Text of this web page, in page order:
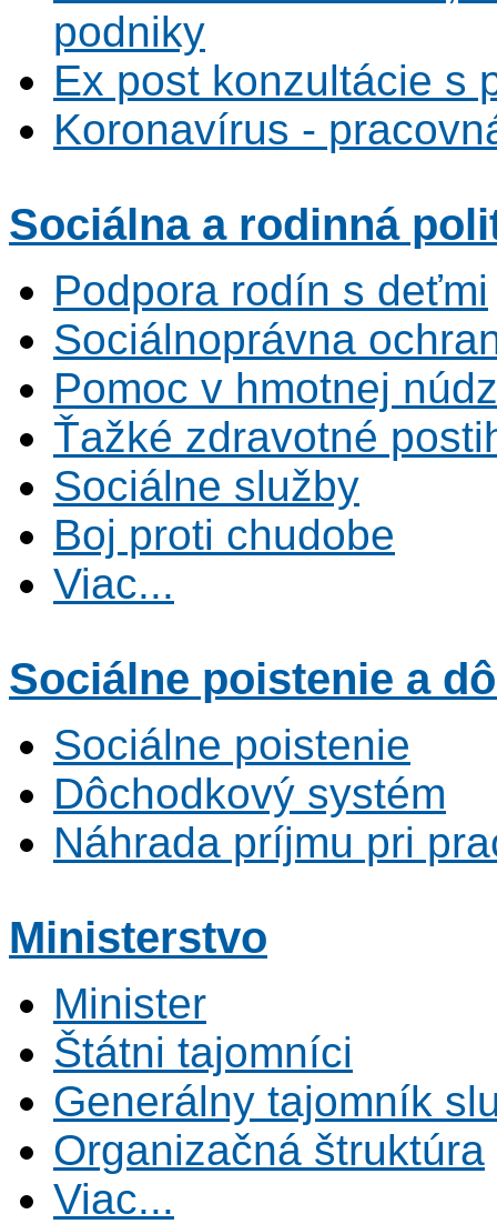
podniky
Ex post konzultácie s
Koronavírus -
Sociálnaa rodinná
Podpora rodín s deťmi
Sociálnoprávna
Pomoc v hmotnej
Ťažké zdravotné
Sociálne služby
Boj proti chudobe
Viac...
Sociálne poistenie a
Sociálne poistenie
Dôchodkový systém
Náhrada príjmu pri
Ministerstvo
Minister
Štátni tajomníci
Generálny tajomník
Organizačná štruktúra
Viac...